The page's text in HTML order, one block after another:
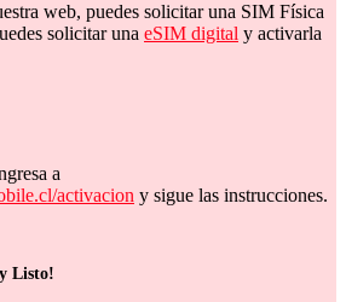
web, puedes solicitar una SIM Física
solicitar una eSIM digital y activarla
a
activacion y sigue las instrucciones.
Listo!